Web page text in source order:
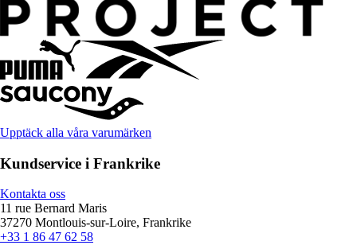
Upptäck alla våra varumärken
Kundservice i Frankrike
Kontakta oss
11 rue Bernard Maris
37270 Montlouis-sur-Loire, Frankrike
+33 1 86 47 62 58